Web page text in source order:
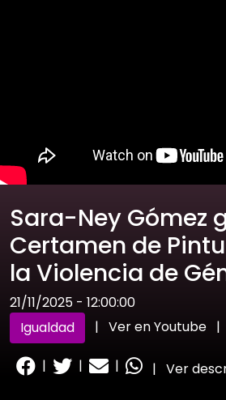
Sara-Ney Gómez
Certamen de
la Violencia de
21/11/2025 - 12:00:00
Igualdad
| Ver en Youtube |
| | | | Ver